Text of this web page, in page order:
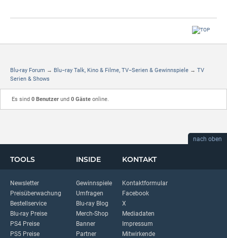
Blu-ray Forum → Blu−ray Talk, Kino & Filme, TV−Serien & Gewinnspiele → TV
Serien & Shows
Es sind 0 Benutzerund 0 Gästeonline.
nach oben
TOOLS
Newsletter
Preisüberwachung
Bestellservice
Blu-ray Preise
PS4 Preise
PS5 Preise
INSIDE
Gewinnspiele
Umfragen
Blu-ray Blog
Merch-Shop
Banner
Partner
KONTAKT
Kontaktformular
Facebook
X
Mediadaten
Impressum
Mitwirkende